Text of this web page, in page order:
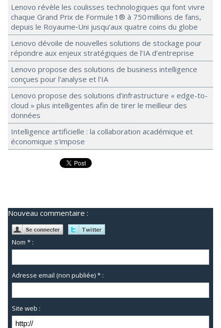
Lenovo révèle les coulisses technologiques qui font vivre
chaque Grand Prix de Formule 1® à 750 millions de fans,
depuis le Royaume‑Uni jusqu’aux quatre coins du globe
Lenovo dévoile de nouvelles solutions de stockage pour
répondre aux enjeux stratégiques de l’IA d’entreprise
Lenovo propose des solutions de business intelligence
conçues pour l'analyse et l'IA
Lenovo propose des solutions d’infrastructure « edge-to-
cloud » plus intelligentes afin de tirer le meilleur des
données
Intelligence artificielle : la collaboration académique et
économique s'impose
Nouveau commentaire :
Nom * :
Adresse email (non publiée) * :
Site web :